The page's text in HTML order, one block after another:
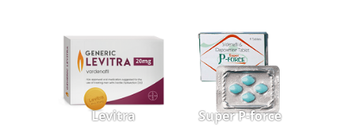
Levitra Super P-force